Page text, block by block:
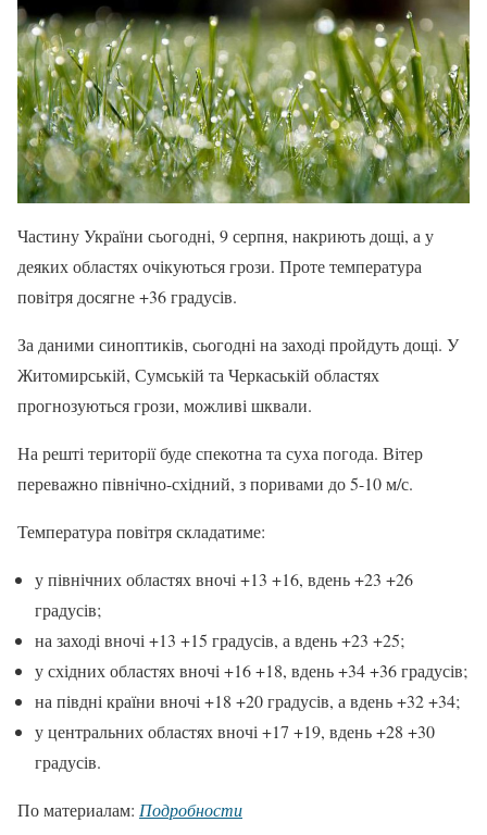
Частину України сьогодні, 9 серпня, накриють дощі, а у
деяких областях очікуються грози. Проте температура
повітря досягне +36 градусів.
За даними синоптиків, сьогодні на заході пройдуть дощі. У
Житомирській, Сумській та Черкаській областях
прогнозуються грози, можливі шквали.
На решті території буде спекотна та суха погода. Вітер
переважно північно-східний, з поривами до 5-10 м/с.
Температура повітря складатиме:
у північних областях вночі +13 +16, вдень +23 +26
градусів;
на заході вночі +13 +15 градусів, а вдень +23 +25;
у східних областях вночі +16 +18, вдень +34 +36 градусів;
на півдні країни вночі +18 +20 градусів, а вдень +32 +34;
у центральних областях вночі +17 +19, вдень +28 +30
градусів.
По материалам: Подробности